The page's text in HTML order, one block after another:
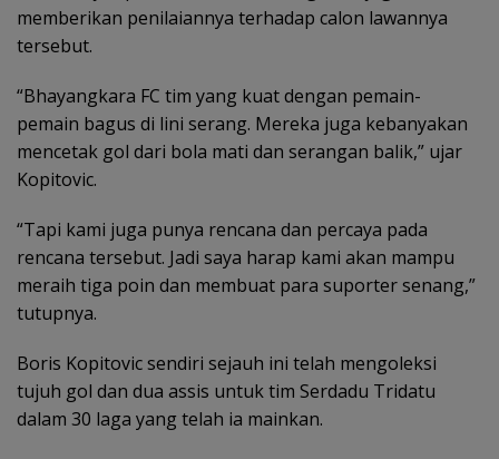
memberikan penilaiannya terhadap calon lawannya
tersebut.
“Bhayangkara FC tim yang kuat dengan pemain-
pemain bagus di lini serang. Mereka juga kebanyakan
mencetak gol dari bola mati dan serangan balik,” ujar
Kopitovic.
“Tapi kami juga punya rencana dan percaya pada
rencana tersebut. Jadi saya harap kami akan mampu
meraih tiga poin dan membuat para suporter senang,”
tutupnya.
Boris Kopitovic sendiri sejauh ini telah mengoleksi
tujuh gol dan dua assis untuk tim Serdadu Tridatu
dalam 30 laga yang telah ia mainkan.